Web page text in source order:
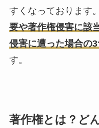
すくなっております
要や著作権侵害に該
侵害に遭った場合の
す。
著作権とは？ど